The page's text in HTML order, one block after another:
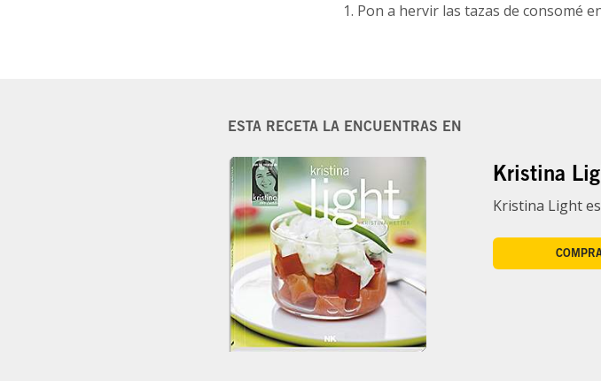
Pon a hervir las tazas de consomé
ESTA RECETA LA ENCUENTRAS EN
Kristina
Kristina Light